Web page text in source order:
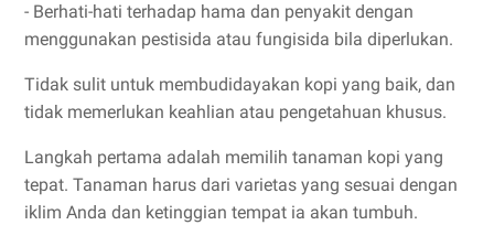
- Berhati-hati terhadap hama dan penyakit dengan
menggunakan pestisida atau fungisida bila diperlukan.
Tidak sulit untuk membudidayakan kopi yang baik, dan
tidak memerlukan keahlian atau pengetahuan khusus.
Langkah pertama adalah memilih tanaman kopi yang
tepat. Tanaman harus dari varietas yang sesuai dengan
iklim Anda dan ketinggian tempat ia akan tumbuh.